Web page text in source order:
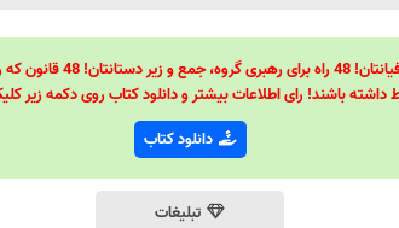
48 قانون قدرت! 48
داشته باشند! رای اطلاعات بیشتر و دانلود کتاب روی دکمه زیر
دانلود کتاب
تبلیغات